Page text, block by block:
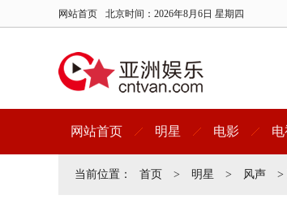
网站首页 北京时间： 2026年8月6日 星期四
网站首页 明星 电影
当前位置： 首页 > 明星 > 风声 >